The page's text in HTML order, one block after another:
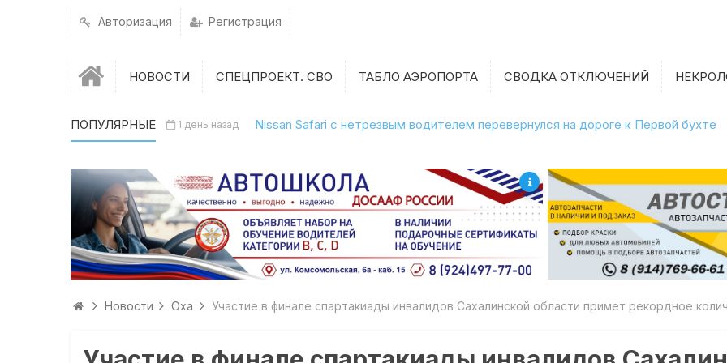
Авторизация Регистрация
НОВОСТИ СПЕЦПРОЕКТ. СВО ТАБЛО АЭРОПОРТА СВОДКА ОТКЛЮЧЕНИЙ
ПОПУЛЯРНЫЕ 1 день назад Nissan Safari с нетрезвым водителем перевернулся на дороге к Первой бухте
Новости Оха Участие в финале спартакиады инвалидов Сахалинской области примет рекордное